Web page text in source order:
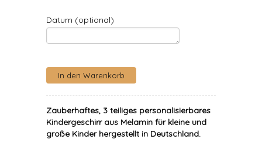
Datum (optional)
Zauberhaftes, 3 teiliges personalisierbares
Kindergeschirr aus Melamin für kleine und
große Kinder hergestellt in Deutschland.